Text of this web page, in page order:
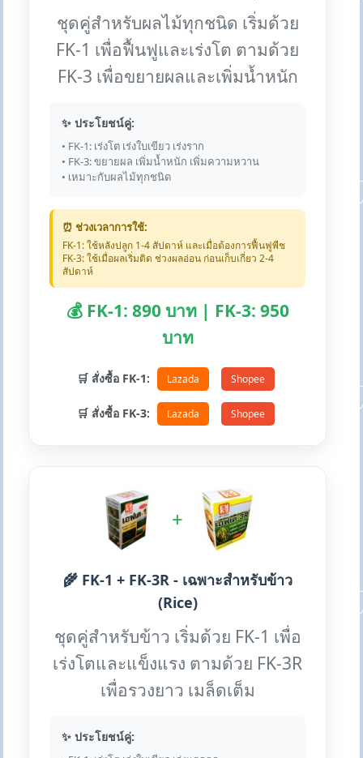
ชุดคู่สำหรับผลไม้ทุกชนิด เริ่มด้วย
FK-1 เพื่อฟื้นฟูและเร่งโต ตามด้วย
FK-3 เพื่อขยายผลและเพิ่มน้ำหนัก
✨ ประโยชน์คู่:
• FK-1: เร่งโต เร่งใบเขียว เร่งราก
• FK-3: ขยายผล เพิ่มน้ำหนัก เพิ่มความหวาน
• เหมาะกับผลไม้ทุกชนิด
⏰ ช่วงเวลาการใช้:
FK-1: ใช้หลังปลูก 1-4 สัปดาห์ และเมื่อต้องการฟื้นฟูพืช
FK-3: ใช้เมื่อผลเริ่มติด ช่วงผลอ่อน ก่อนเก็บเกี่ยว 2-4
สัปดาห์
💰 FK-1: 890 บาท | FK-3: 950
บาท
🛒 สั่งซื้อ FK-1: Lazada Shopee
🛒 สั่งซื้อ FK-3: Lazada Shopee
+
🌾 FK-1 + FK-3R - เฉพาะสำหรับข้าว
(Rice)
ชุดคู่สำหรับข้าว เริ่มด้วย FK-1 เพื่อ
เร่งโตและแข็งแรง ตามด้วย FK-3R
เพื่อรวงยาว เมล็ดเต็ม
✨ ประโยชน์คู่: